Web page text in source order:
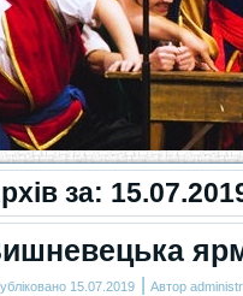
за:
15.07.2019 | Автор